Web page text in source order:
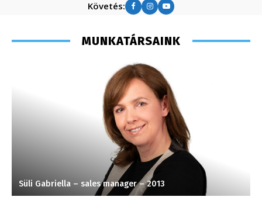
Követés:
MUNKATÁRSAINK
Süli Gabriella – sales manager – 2013